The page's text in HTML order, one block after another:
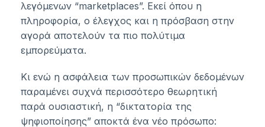
λεγόμενων “marketplaces”. Εκεί όπου η
πληροφορία, ο έλεγχος και η πρόσβαση στην
αγορά αποτελούν τα πιο πολύτιμα
εμπορεύματα.
Κι ενώ η ασφάλεια των προσωπικών δεδομένων
παραμένει συχνά περισσότερο θεωρητική
παρά ουσιαστική, η “δικτατορία της
ψηφιοποίησης” αποκτά ένα νέο πρόσωπο: